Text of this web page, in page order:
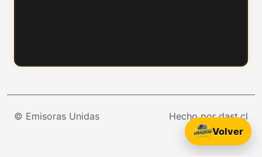
© Emisoras Unidas
Hecho por dast.cl
Volver